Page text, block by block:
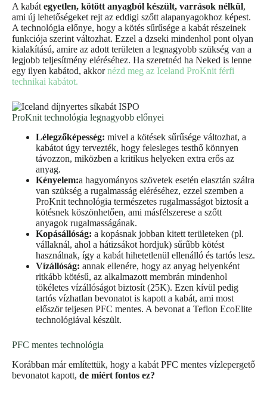
A kabát egyetlen, kötött anyagból készült, varrások nélkül,
ami új lehetőségeket rejt az eddigi szőtt alapanyagokhoz képest.
A technológia előnye, hogy a kötés sűrűsége a kabát részeinek
funkciója szerint változhat. Ezzel a dzseki mindenhol pont olyan
kialakítású, amire az adott területen a legnagyobb szükség van a
legjobb teljesítmény eléréséhez. Ha szeretnéd ha Neked is lenne
egy ilyen kabátod, akkornézd meg az Iceland ProKnit férfi
technikai kabátot.
ProKnit technológia legnagyobb előnyei
Lélegzőképesség: mivel a kötések sűrűsége változhat, a
kabátot úgy tervezték, hogy felesleges testhő könnyen
távozzon, miközben a kritikus helyeken extra erős az
anyag.
Kényelem:a hagyományos szövetek esetén elasztán szálra
van szükség a rugalmasság eléréséhez, ezzel szemben a
ProKnit technológia természetes rugalmasságot biztosít a
kötésnek köszönhetően, ami másfélszerese a szőtt
anyagok rugalmasságának.
Kopásállóság: a kopásnak jobban kitett területeken (pl.
vállaknál, ahol a hátizsákot hordjuk) sűrűbb kötést
használnak, így a kabát hihetetlenül ellenálló és tartós lesz.
Vízállóság: annak ellenére, hogy az anyag helyenként
ritkább kötésű, az alkalmazott membrán mindenhol
tökéletes vízállóságot biztosít (25K). Ezen kívül pedig
tartós vízhatlan bevonatot is kapott a kabát, ami most
először teljesen PFC mentes. A bevonat a Teflon EcoElite
technológiával készült.
PFC mentes technológia
Korábban már említettük, hogy a kabát PFC mentes vízlepergető
bevonatot kapott, de miért fontos ez?